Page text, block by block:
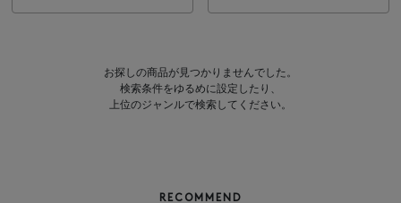
お探しの商品が見つかりませんでした。
検索条件をゆるめに設定したり、
上位のジャンルで検索してください。
RECOMMEND